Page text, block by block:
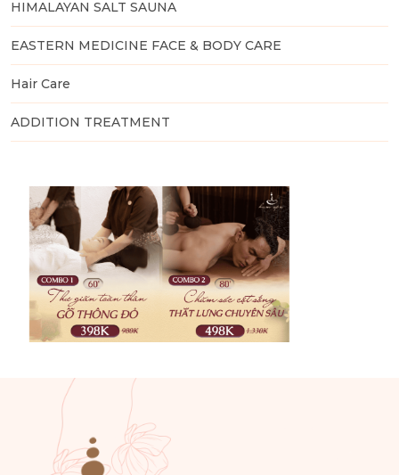
HIMALAYAN SALT SAUNA
EASTERN MEDICINE FACE & BODY CARE
Hair Care
ADDITION TREATMENT